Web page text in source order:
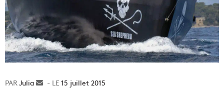
Julia
Envoyer15 juillet 2015